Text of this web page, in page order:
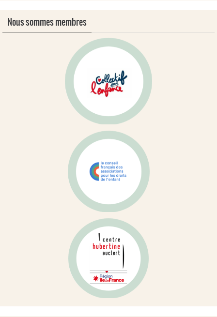
Nous sommes membres